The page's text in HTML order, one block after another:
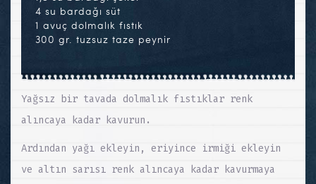
4 su bardağı süt
1 avuç dolmalık fıstık
300 gr. tuzsuz taze peynir
Yağsız bir tavada dolmalık fıstıklar renk
alıncaya kadar kavurun.
Ardından yağı ekleyin, eriyince irmiği ekleyin
ve altın sarısı renk alıncaya kadar kavurmaya